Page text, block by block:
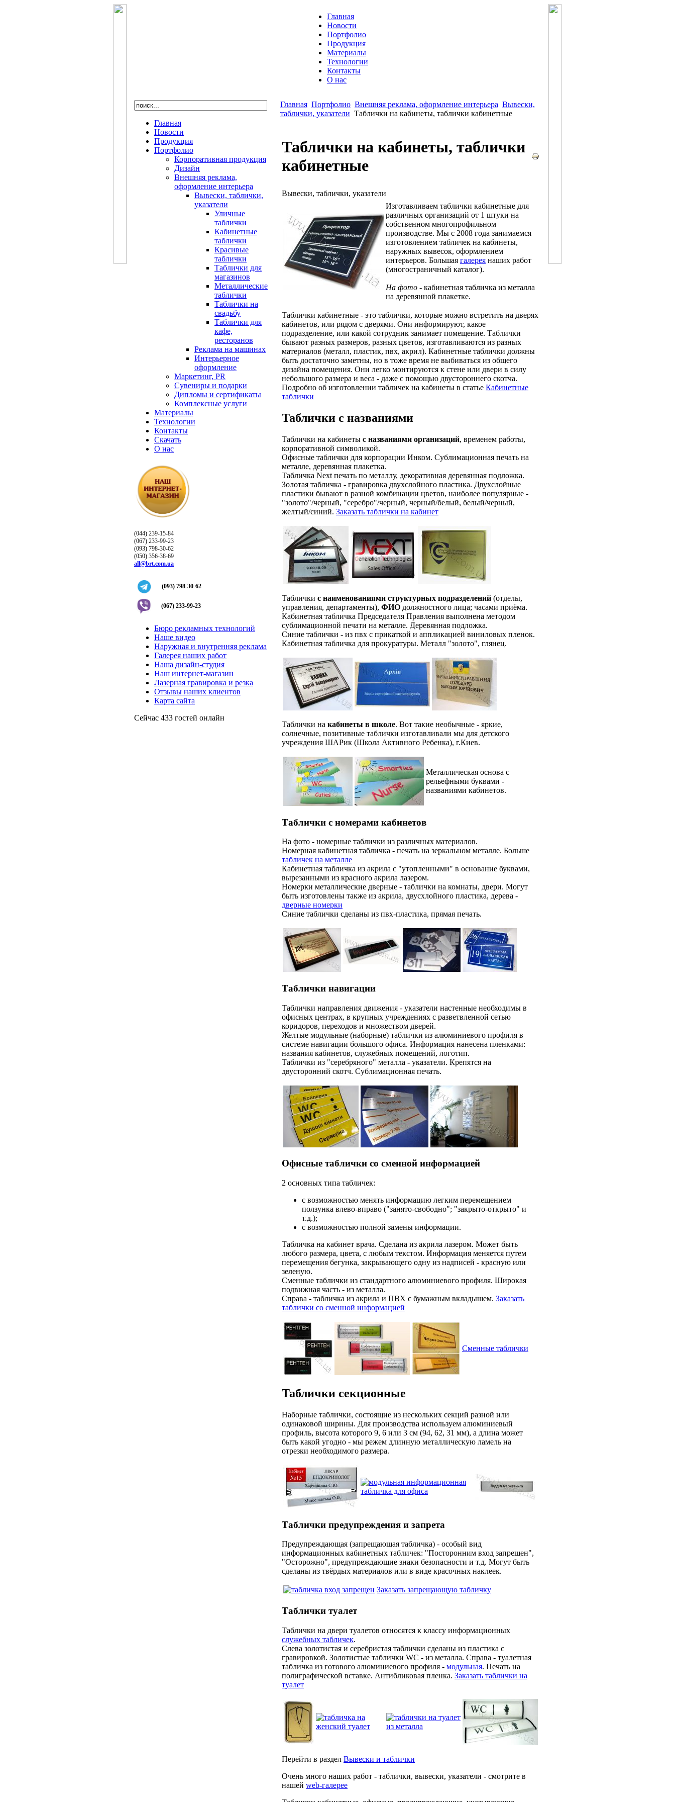
Главная
Новости
Портфолио
Продукция
Материалы
Технологии
Контакты
О нас
Главная
Новости
Продукция
Портфолио
Корпоративная продукция
Дизайн
Внешняя реклама,
оформление интерьера
Вывески, таблички,
указатели
Уличные
таблички
Кабинетные
таблички
Красивые
таблички
Таблички для
магазинов
Металлические
таблички
Таблички на
свадьбу
Таблички для
кафе,
ресторанов
Реклама на машинах
Интерьерное
оформление
Маркетинг, PR
Сувениры и подарки
Дипломы и сертификаты
Комплексные услуги
Материалы
Технологии
Контакты
Скачать
О нас
(044) 239-15-84
(067) 233-99-23
(093) 798-30-62
(050) 356-38-69
all@brt.com.ua
(093) 798-30-62
(067) 233-99-23
Бюро рекламных технологий
Наше видео
Наружная и внутренняя реклама
Галерея наших работ
Наша дизайн-студия
Наш интернет-магазин
Лазерная гравировка и резка
Отзывы наших клиентов
Карта сайта
Сейчас 433 гостей онлайн
Главная Портфолио Внешняя реклама, оформление интерьера Вывески,
таблички, указатели Таблички на кабинеты, таблички кабинетные
Таблички на кабинеты, таблички
кабинетные
Вывески, таблички, указатели
Изготавливаем таблички кабинетные для
различных организаций от 1 штуки на
собственном многопрофильном
производстве. Мы с 2008 года занимаемся
изготовлением табличек на кабинеты,
наружных вывесок, оформлением
интерьеров. Большая галерея наших работ
(многостраничный каталог).
На фото - кабинетная табличка из металла
на деревянной плакетке.
Таблички кабинетные - это таблички, которые можно встретить на дверях
кабинетов, или рядом с дверями. Они информируют, какое
подразделение, или какой сотрудник занимает помещение. Таблички
бывают разных размеров, разных цветов, изготавливаются из разных
материалов (металл, пластик, пвх, акрил). Кабинетные таблички должны
быть достаточно заметны, но в тоже время не выбиваться из общего
дизайна помещения. Они легко монтируются к стене или двери в силу
небольшого размера и веса - даже с помощью двустороннего скотча.
Подробно об изготовлении табличек на кабинеты в статье Кабинетные
таблички
Таблички с названиями
Таблички на кабинеты с названиями организаций, временем работы,
корпоративной символикой.
Офисные таблички для корпорации Инком. Сублимационная печать на
металле, деревянная плакетка.
Табличка Next печать по металлу, декоративная деревянная подложка.
Золотая табличка - гравировка двухслойного пластика. Двухслойные
пластики бывают в разной комбинации цветов, наиболее популярные -
"золото"/черный, "серебро"/черный, черный/белый, белый/черный,
желтый/синий. Заказать таблички на кабинет
Таблички с наименованиями структурных подразделений (отделы,
управления, департаменты), ФИО должностного лица; часами приёма.
Кабинетная табличка Председателя Правления выполнена методом
сублимационной печати на металле. Деревянная подложка.
Синие таблички - из пвх с прикаткой и аппликацией виниловых пленок.
Кабинетная табличка для прокуратуры. Металл "золото", глянец.
Таблички на кабинеты в школе. Вот такие необычные - яркие,
солнечные, позитивные таблички изготавливали мы для детского
учреждения ШАРик (Школа Активного Ребенка), г.Киев.
Металлическая основа с
рельефными буквами -
названиями кабинетов.
Таблички с номерами кабинетов
На фото - номерные таблички из различных материалов.
Номерная кабинетная табличка - печать на зеркальном металле. Больше
табличек на металле
Кабинетная табличка из акрила с "утопленными" в основание буквами,
вырезанными из красного акрила лазером.
Номерки металлические дверные - таблички на комнаты, двери. Могут
быть изготовлены также из акрила, двусхлойного пластика, дерева -
дверные номерки
Синие таблички сделаны из пвх-пластика, прямая печать.
Таблички навигации
Таблички направления движения - указатели настенные необходимы в
офисных центрах, в крупных учреждениях с разветвленной сетью
коридоров, переходов и множеством дверей.
Желтые модульные (наборные) таблички из алюминиевого профиля в
системе навигации большого офиса. Информация нанесена пленками:
названия кабинетов, служебных помещений, логотип.
Таблички из "серебряного" металла - указатели. Крепятся на
двусторонний скотч. Сублимационная печать.
Офисные таблички со сменной информацией
2 основных типа табличек:
с возможностью менять информацию легким перемещением
ползунка влево-вправо ("занято-свободно"; "закрыто-открыто" и
т.д.);
с возможностью полной замены информации.
Табличка на кабинет врача. Сделана из акрила лазером. Может быть
любого размера, цвета, с любым текстом. Информация меняется путем
перемещения бегунка, закрывающего одну из надписей - красную или
зеленую.
Сменные таблички из стандартного алюминиевого профиля. Широкая
подвижная часть - из металла.
Справа - табличка из акрила и ПВХ с бумажным вкладышем. Заказать
таблички со сменной информацией
Сменные таблички
Таблички секционные
Наборные таблички, состоящие из нескольких секций разной или
одинаковой ширины. Для производства используем алюминиевый
профиль, высота которого 9, 6 или 3 см (94, 62, 31 мм), а длина может
быть какой угодно - мы режем длинную металлическую ламель на
отрезки необходимого размера.
Таблички предупреждения и запрета
Предупреждающая (запрещающая табличка) - особый вид
информационных кабинетных табличек: "Посторонним вход запрещен",
"Осторожно", предупреждающие знаки безопасности и т.д. Могут быть
сделаны из твёрдых материалов или в виде красочных наклеек.
Заказать запрещающую табличку
Таблички туалет
Таблички на двери туалетов относятся к классу информационных
служебных табличек.
Слева золотистая и серебристая таблички сделаны из пластика с
гравировкой. Золотистые таблички WC - из металла. Справа - туалетная
табличка из готового алюминиевого профиля - модульная. Печать на
полиграфической вставке. Антибликовая пленка. Заказать таблички на
туалет
Перейти в раздел Вывески и таблички
Очень много наших работ - таблички, вывески, указатели - смотрите в
нашей web-галерее